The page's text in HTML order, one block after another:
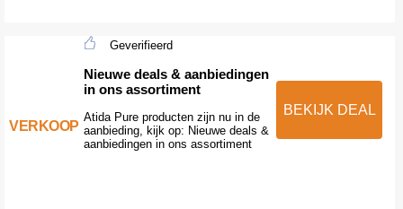
VERKOOP
Geverifieerd
Nieuwe deals & aanbiedingen
in ons assortiment
Atida Pure producten zijn nu in de
aanbieding, kijk op: Nieuwe deals &
aanbiedingen in ons assortiment
BEKIJK DEAL